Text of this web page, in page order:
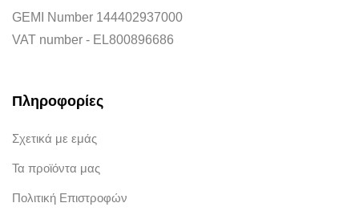
GEMI Number 144402937000
VAT number - EL800896686
Πληροφορίες
Σχετικά με εμάς
Τα προϊόντα μας
Πολιτική Επιστροφών